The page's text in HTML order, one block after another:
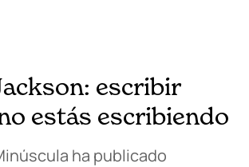
escribir
estás escribiendo
ha publicado